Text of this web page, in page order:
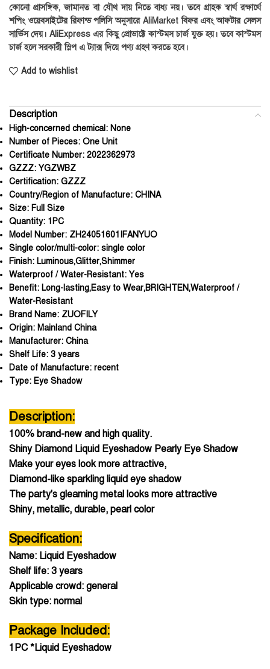
কোনো প্রাসঙ্গিক, জামানত বা যৌথ দায় নিতে বাধ্য নয়। তবে গ্রাহক স্বার্থ রক্ষার্থে
শপিং ওয়েবসাইটের রিফান্ড পলিসি অনুসারে AliMarket বিফর এবং আফটার সেলস
সার্ভিস দেয়। AliExpress এর কিছু প্রোডাক্টে কাস্টমস চার্জ যুক্ত হয়। তবে কাস্টমস
চার্জ হলে সরকারী স্লিপ এ ট্যাক্স দিয়ে পণ্য গ্রহণ করতে হবে।
Add to wishlist
Description
High-concerned chemical: None
Number of Pieces: One Unit
Certificate Number: 2022362973
GZZZ: YGZWBZ
Certification: GZZZ
Country/Region of Manufacture: CHINA
Size: Full Size
Quantity: 1PC
Model Number: ZH24051601IFANYUO
Single color/multi-color: single color
Finish: Luminous,Glitter,Shimmer
Waterproof / Water-Resistant: Yes
Benefit: Long-lasting,Easy to Wear,BRIGHTEN,Waterproof /
Water-Resistant
Brand Name: ZUOFILY
Origin: Mainland China
Manufacturer: China
Shelf Life: 3 years
Date of Manufacture: recent
Type: Eye Shadow
Description:
100% brand-new and high quality.
Shiny Diamond Liquid Eyeshadow Pearly Eye Shadow
Make your eyes look more attractive,
Diamond-like sparkling liquid eye shadow
The party's gleaming metal looks more attractive
Shiny, metallic, durable, pearl color
Specification:
Name: Liquid Eyeshadow
Shelf life: 3 years
Applicable crowd: general
Skin type: normal
Package Included:
1PC *Liquid Eyeshadow